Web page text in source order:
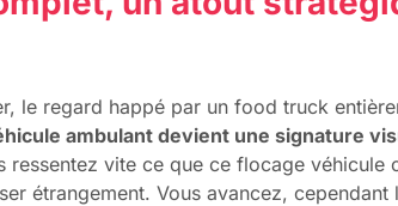
le regard happé par un food truck
ambulant devient une signature
ressentez vite ce que ce flocage véhicule
étrangement. Vous avancez, cependant